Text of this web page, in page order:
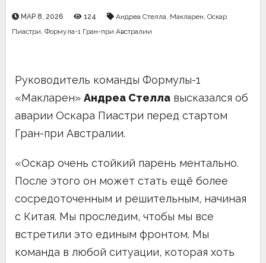
МАР 8, 2026 124 Андреа Стелла, Макларен, Оскар
Пиастри, Формула-1 Гран-при Австралии
Руководитель команды Формулы-1
«Макларен» Андреа Стелла высказался об
аварии Оскара Пиастри перед стартом
Гран-при Австралии.
«Оскар очень стойкий парень ментально.
После этого он может стать ещё более
сосредоточенным и решительным, начиная
с Китая. Мы проследим, чтобы мы все
встретили это единым фронтом. Мы
команда в любой ситуации, которая хоть